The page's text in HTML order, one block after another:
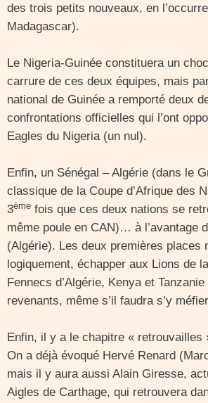
des trois petits nouveaux, en
Madagascar).
Le Nigeria-Guinée constituera un
carrure de ces deux équipes, mais
national de Guinée a remporté deux
confrontations officielles qui l’ont
Eagles du Nigeria (un nul).
Enfin, un Sénégal – Algérie (dans le
classique de la Coupe d’Afrique des
3ème fois que ces deux nations se
même poule en CAN)… à l’avantage
(Algérie). Les deux premières places
logiquement, échapper aux Lions de
Fennecs d’Algérie, Kenya et
revenants, même s’il faudra s’y
Enfin, il y a le chapitre « retrouvailles
On a déjà évoqué Hervé Renard
mais il y aura aussi Alain Giresse,
Aigles de Carthage, qui retrouvera